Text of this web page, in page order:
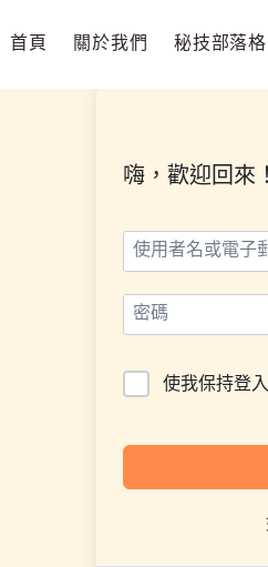
首頁 關於我們 秘技部落格
嗨，歡迎回來！
使我保持登